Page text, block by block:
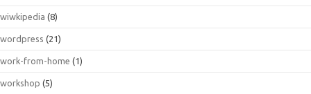
wiwkipedia (8)
wordpress (21)
work-from-home (1)
workshop (5)